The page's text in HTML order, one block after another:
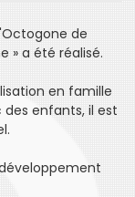
de
» a été réalisé.
en famille
enfants, il est